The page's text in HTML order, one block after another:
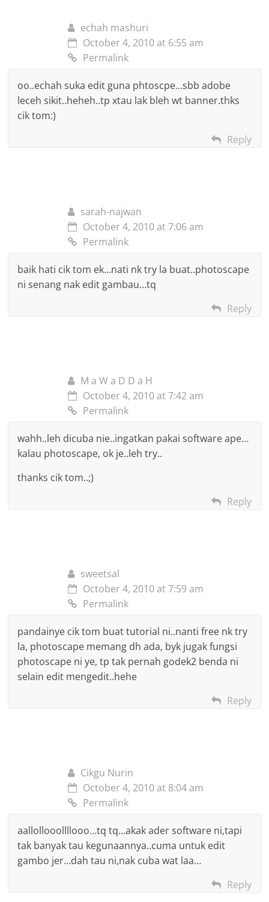
dari pc/laptop. So step seterusnya korang kena upload
photobucketor apa-apa lagi jenis tempat storage gambar.
korang guna url image yang diberi oleh website tue baru
Bagi sesiapa yang tak de software photoscape boleh download
kena rajin try and error buat banner supaya cantik. Selamat
Credit:wan hazel
echah mashuri
October 4, 2010 at 6:55 am
Permalink
oo..echah suka edit guna phtoscpe…sbb adobe
leceh sikit..heheh..tp xtau lak bleh wt banner.thks
cik tom:)
Reply
sarah-najwan
October 4, 2010 at 7:06 am
Permalink
baik hati cik tom ek…nati nk try la buat..photoscape
ni senang nak edit gambau…tq
Reply
M a W a D D a H
October 4, 2010 at 7:42 am
Permalink
wahh..leh dicuba nie..ingatkan pakai software ape…
kalau photoscape, ok je..leh try..
thanks cik tom..;)
Reply
sweetsal
October 4, 2010 at 7:59 am
Permalink
pandainye cik tom buat tutorial ni..nanti free nk try
la, photoscape memang dh ada, byk jugak fungsi
photoscape ni ye, tp tak pernah godek2 benda ni
selain edit mengedit..hehe
Reply
Cikgu Nurin
October 4, 2010 at 8:04 am
Permalink
aallollooollllooo…tq tq…akak ader software ni,tapi
tak banyak tau kegunaannya..cuma untuk edit
gambo jer…dah tau ni,nak cuba wat laa…
Reply